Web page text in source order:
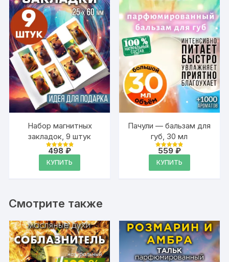
Набор магнитных
закладок, 9 штук
Оценка
из 5
498₽
КУПИТЬ
Пачули — бальзам для
губ, 30 мл
Оценка
из 5
559 ₽
КУПИТЬ
Смотрите также